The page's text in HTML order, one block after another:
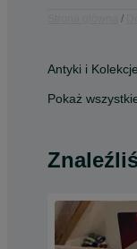
Antyki i Kolekcje
Pokaż